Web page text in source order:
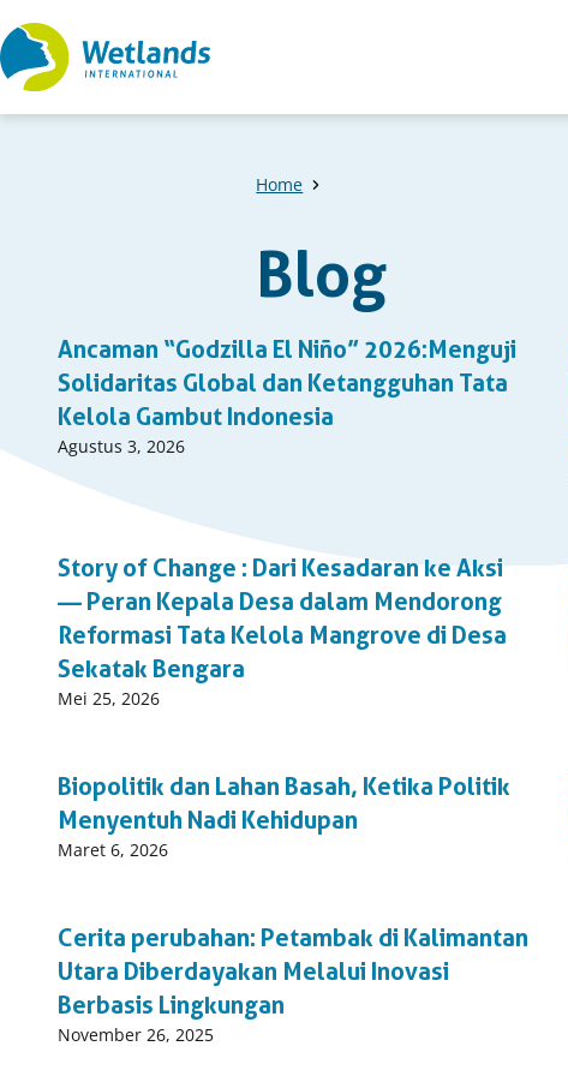
Straight
to
Home
Blog
A
list
of
items
Ancaman “Godzilla El Niño” 2026:Menguji
Solidaritas Global dan Ketangguhan Tata
Kelola Gambut Indonesia
Published
on:
Agustus 3, 2026
Story of Change : Dari Kesadaran ke Aksi
— Peran Kepala Desa dalam Mendorong
Reformasi Tata Kelola Mangrove di Desa
Sekatak Bengara
Published
Mei 25, 2026
Biopolitik dan Lahan Basah, Ketika Politik
Menyentuh Nadi Kehidupan
Published
Maret 6, 2026
Cerita perubahan: Petambak di Kalimantan
Utara Diberdayakan Melalui Inovasi
Berbasis Lingkungan
Published
November 26, 2025